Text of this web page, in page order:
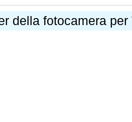
della fotocamera